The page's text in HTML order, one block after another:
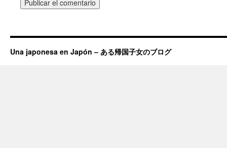
Una japonesa en Japón – ある帰国子女のブログ